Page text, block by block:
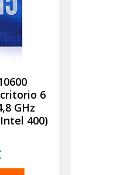
6
GHz
400)